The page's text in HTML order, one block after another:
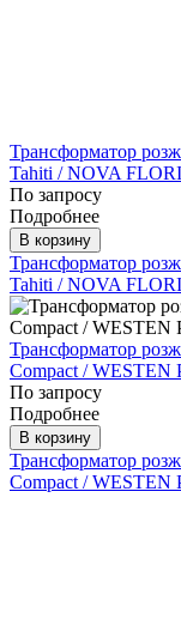
Трансформатор
Tahiti / NOVA
По запросу
Подробнее
В корзину
Трансформатор
Tahiti / NOVA
Трансформатор
Compact / WESTEN
По запросу
Подробнее
В корзину
Трансформатор
Compact / WESTEN